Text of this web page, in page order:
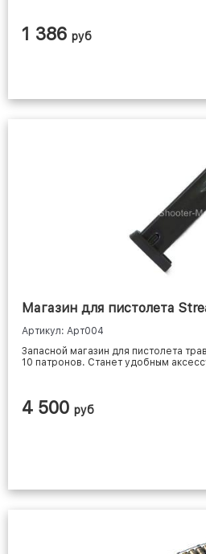
1 386 руб
Магазин для пистолета
Артикул: Арт004
Запасной магазин для пистолета
10 патронов. Станет удобным
4 500 руб